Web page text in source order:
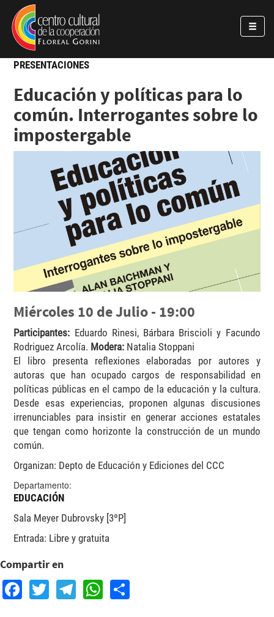
Pasar al contenido principal
Jump to main content
PRESENTACIONES
Educación y políticas para lo
común. Interrogantes sobre lo
impostergable
Miércoles 10 de Julio - 19:00
Participantes: Eduardo Rinesi, Bárbara Briscioli y Facundo
Rodriguez Arcolía. Modera: Natalia Stoppani
El libro presenta reflexiones elaboradas por autores y
autoras que han ocupado cargos de responsabilidad en
políticas públicas en el campo de la educación y la cultura.
Desde esas experiencias, proponen algunas discusiones
irrenunciables para insistir en generar acciones estatales
que tengan como horizonte la construcción de un mundo
común.
Organizan: Depto de Educación y Ediciones del CCC
Departamento:
EDUCACIÓN
Sala Meyer Dubrovsky [3ºP]
Entrada: Libre y gratuita
Compartir en
Facebook
TwitterTelegram
WhatsApp